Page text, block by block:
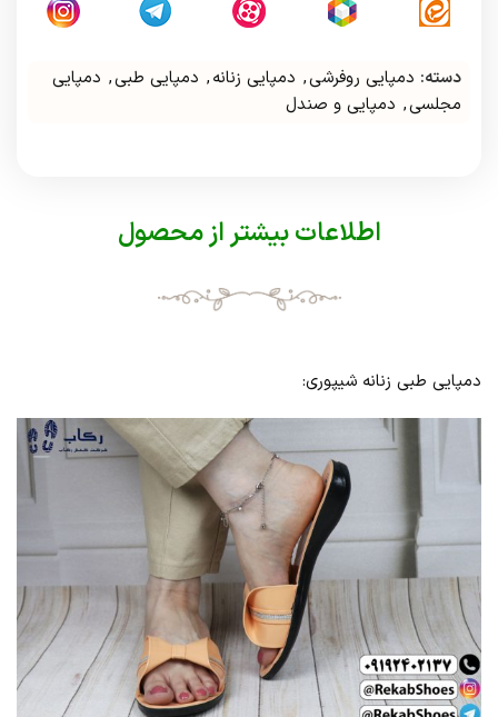
دسته: دمپایی روفرشی, دمپایی زنانه, دمپایی طبی, دمپایی
مجلسی, دمپایی و صندل
اطلاعات بیشتر از محصول
دمپایی طبی زنانه شیپوری: